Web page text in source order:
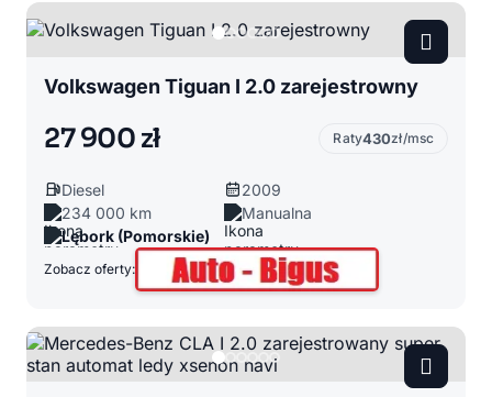
Volkswagen Tiguan I 2.0 zarejestrowny
27 900 zł Raty430zł/msc
Diesel
2009
234 000 km
Manualna
Lębork (Pomorskie)
Zobacz oferty: